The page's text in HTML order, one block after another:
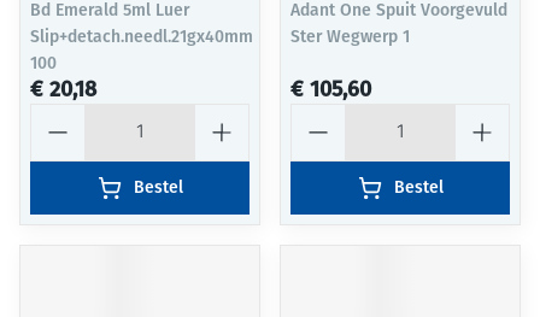
Bd Emerald 5ml Luer
Slip+detach.needl.21gx40mm
100
€ 20,18
Bestel
Adant One Spuit Voorgevuld
Ster Wegwerp 1
€ 105,60
Bestel